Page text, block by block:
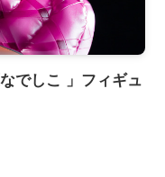
でしこ 」フィギュ